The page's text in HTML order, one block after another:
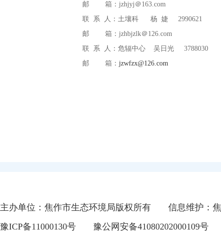
邮 箱：jzhjyj＠163.com
联 系 人：土壤科 杨 婕 2990621
邮 箱：jzhbjzlk＠126.com
联 系 人：危辐中心 吴日光 3788030
邮 箱： jzwfzx@126.com
主办单位：焦作市生态环境局版权所有
信息维护：
豫ICP备11000130号
豫公网安备41080202000109号